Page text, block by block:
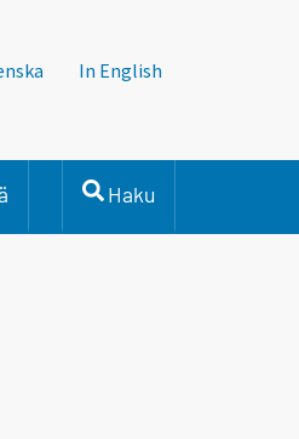
In English
Haku